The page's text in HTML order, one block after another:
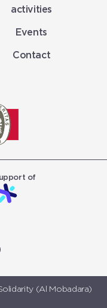
activities
Events
Contact
of
(Al Mobadara)